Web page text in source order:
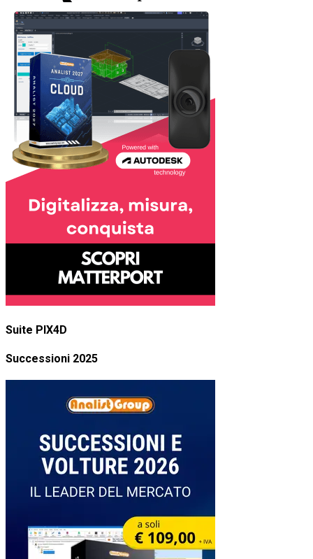
Suite PIX4D
Successioni 2025